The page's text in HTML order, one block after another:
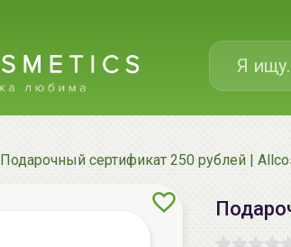
Подарочный сертификат 250 рублей |